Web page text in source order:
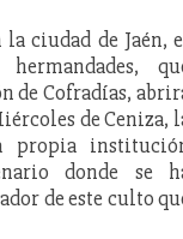
ciudad de Jaén,
de Cofradías,
de Ceniza,
propia
donde se
de este culto